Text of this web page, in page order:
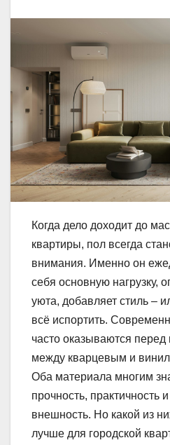
Когда дело доходит до
квартиры, пол всегда
внимания. Именно он
себя основную нагрузку,
уюта, добавляет стиль –
всё испортить.
часто оказываются
между кварцевым и
Оба материала многим
прочность, практичность
внешность. Но какой из
лучше для городской